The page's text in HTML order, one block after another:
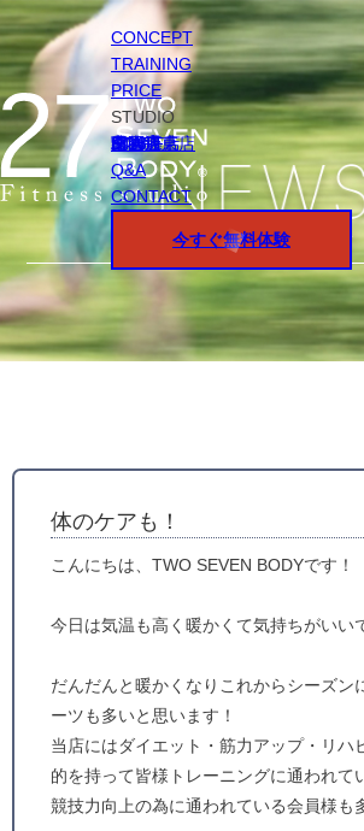
CONCEPT
TRAINING
PRICE
STUDIO
円山店
白石店
桑園店
北18条店
宮の沢店
環状通東店
STAFF
Q&A
CONTACT
今すぐ無料体験
体のケアも！
こんにちは、TWO SEVEN BODYです！
今日は気温も高く暖かくて気持ちがいい
だんだんと暖かくなりこれからシーズン
ーツも多いと思います！
当店にはダイエット・筋力アップ・リハ
的を持って皆様トレーニングに通われて
競技力向上の為に通われている会員様も